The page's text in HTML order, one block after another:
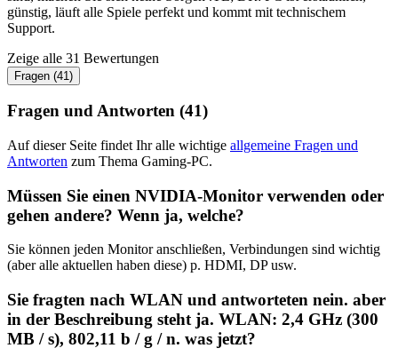
günstig, läuft alle Spiele perfekt und kommt mit technischem
Support.
Zeige alle 31 Bewertungen
Fragen (41)
Fragen und Antworten (41)
Auf dieser Seite findet Ihr alle wichtige allgemeine Fragen und
Antworten zum Thema Gaming-PC.
Müssen Sie einen NVIDIA-Monitor verwenden oder
gehen andere? Wenn ja, welche?
Sie können jeden Monitor anschließen, Verbindungen sind wichtig
(aber alle aktuellen haben diese) p. HDMI, DP usw.
Sie fragten nach WLAN und antworteten nein. aber
in der Beschreibung steht ja. WLAN: 2,4 GHz (300
MB / s), 802,11 b / g / n. was jetzt?